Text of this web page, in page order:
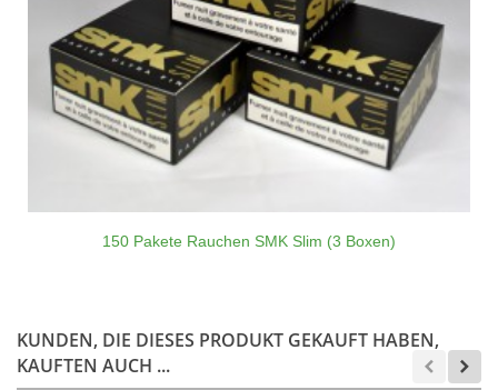
150 Pakete Rauchen SMK Slim (3 Boxen)
KUNDEN, DIE DIESES PRODUKT GEKAUFT HABEN,
KAUFTEN AUCH ...